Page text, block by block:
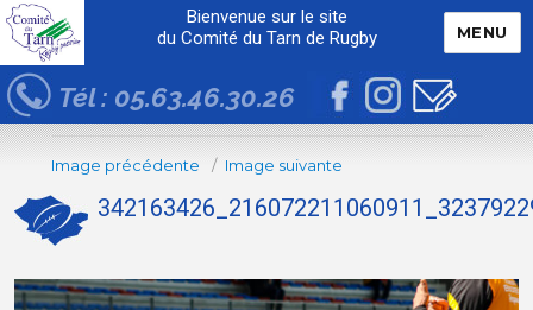
Bienvenue sur le site
du Comité du Tarn de Rugby
Tél : 05.63.46.30.26
MENU
Image précédente Image suivante